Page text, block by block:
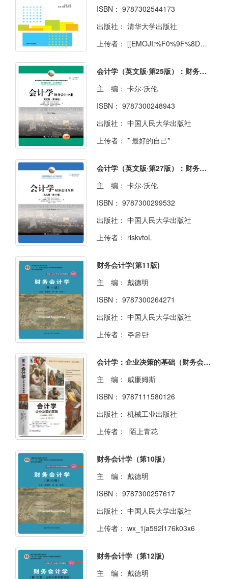
ISBN： 9787302544173
出版社： 清华大学出版社
上传者： [[EMOJI:%F0%9F%8D%89]] 孙悟空
会计学（英文版·第25版）：财务会计分册
主 编： 卡尔·沃伦
ISBN： 9787300248943
出版社： 中国人民大学出版社
上传者： * 最好的自己*
会计学（英文版·第27版）：财务会计分册
主 编： 卡尔·沃伦
ISBN： 9787300299532
出版社： 中国人民大学出版社
上传者： riskvtoL
财务会计学(第11版)
主 编： 戴德明
ISBN： 9787300264271
出版社： 中国人民大学出版社
上传者： 주윤탄
会计学：企业决策的基础（财务会计分册）（英文版·原书第17版）
主 编： 威廉姆斯
ISBN： 9787111580126
出版社： 机械工业出版社
上传者：
陌上青花
财务会计学（第10版）
主 编： 戴德明
ISBN： 9787300257617
出版社： 中国人民大学出版社
上传者： wx_1ja592l176k03x6
财务会计学（第12版)
主 编： 戴德明